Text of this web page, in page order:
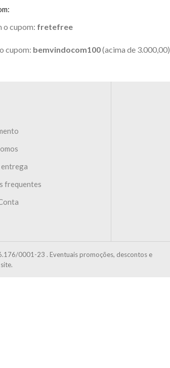
o cupom: fretefree
cupom: bemvindocom100(acima de 3.000,00)
frequentes
0001-23 . Eventuais promoções, descontos e